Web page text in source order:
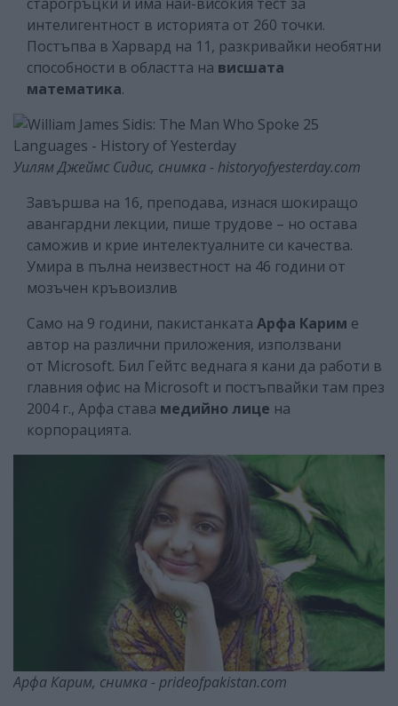
интелигентност в историята от 260 точки.
Постъпва в Харвард на 11, разкривайки необятни
способности в областта на висшата
математика.
Уилям Джеймс Сидис, снимка - historyofyesterday.com
Завършва на 16, преподава, изнася шокиращо
авангардни лекции, пише трудове – но остава
саможив и крие интелектуалните си качества.
Умира в пълна неизвестност на 46 години от
мозъчен кръвоизлив
Само на 9 години, пакистанката Арфа Карим е
автор на различни приложения, използвани
от Microsoft. Бил Гейтс веднага я кани да работи в
главния офис на Microsoft и постъпвайки там през
2004 г., Арфа става медийно лице на
корпорацията.
Арфа Карим, снимка - prideofpakistan.com